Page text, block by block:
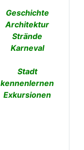
Geschichte
Architektur
Strände
Karneval
Stadt
kennenlernen
Exkursionen